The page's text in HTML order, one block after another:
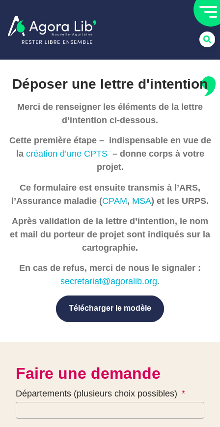
Déposer une lettre d'intention
Merci de renseigner les éléments de la lettre
d’intention ci-dessous.
Cette première étape – indispensable en vue de
la création d’une CPTS– donne corps à votre
projet.
Ce formulaire est ensuite transmis à l’ARS,
l’Assurance maladie (CPAM, MSA) et les URPS.
Après validation de la lettre d’intention, le nom
et mail du porteur de projet sont indiqués sur la
cartographie.
En cas de refus, merci de nous le signaler :
secretariat@agoralib.org.
Télécharger le modèle
Faire une demande
Départements (plusieurs choix possibles)